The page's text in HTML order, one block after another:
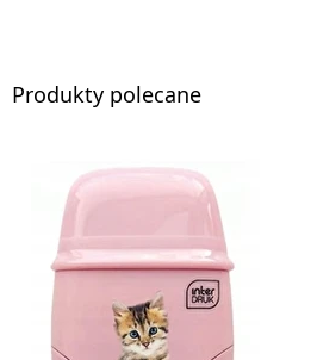
Produkty polecane